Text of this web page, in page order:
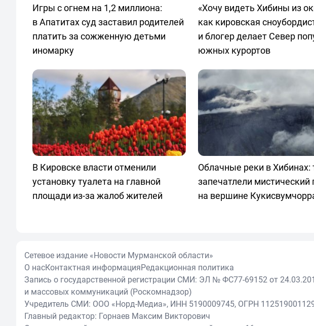
Игры с огнем на 1,2 миллиона:
в Апатитах суд заставил родителей
платить за сожженную детьми
иномарку
«Хочу видеть Хибины из
как кировская
и блогер делает Север
южных курортов
В Кировске власти отменили
установку туалета на главной
площади из-за жалоб жителей
Облачные реки в Хибинах:
запечатлели мистический
на вершине
Сетевое издание «Новости Мурманской области»
О насКонтактная информацияРедакционная политика
Запись о государственной регистрации СМИ: ЭЛ № ФС77-69152 от
и массовых коммуникаций (Роскомнадзор)
Учредитель СМИ: ООО «Норд-Медиа», ИНН 5190009745, ОГРН
Главный редактор: Горнаев Максим Викторович